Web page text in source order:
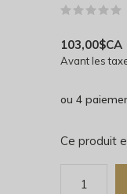
103,00$CA
Avant les
ou 4
Ce produit